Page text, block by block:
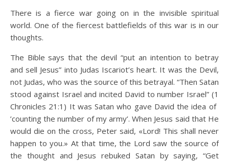
There is a fierce war going on in the invisible spiritual
world. One of the fiercest battlefields of this war is in our
thoughts.
The Bible says that the devil “put an intention to betray
and sell Jesus” into Judas Iscariot’s heart. It was the Devil,
not Judas, who was the source of this betrayal. “Then Satan
stood against Israel and incited David to number Israel” (1
Chronicles 21:1) It was Satan who gave David the idea of ​​
’counting the number of my army’. When Jesus said that He
would die on the cross, Peter said, «Lord! This shall never
happen to you.» At that time, the Lord saw the source of
the thought and Jesus rebuked Satan by saying, “Get